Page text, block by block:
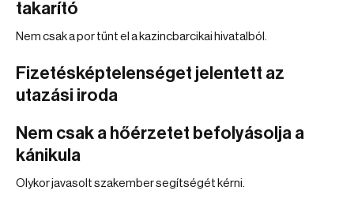
takarító
Nem csak a por tűnt el a kazincbarcikai hivatalból.
Fizetésképtelenséget jelentett az
utazási iroda
Nem csak a hőérzetet befolyásolja a
kánikula
Olykor javasolt szakember segítségét kérni.